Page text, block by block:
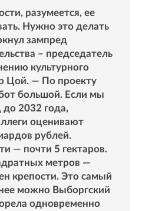
разумеется, ее
Нужно это делать
зампред
– председатель
культурного
Цой. — По проекту
большой. Если мы
2032 года,
оценивают
рублей.
— почти 5 гектаров.
метров —
крепости. Это самый
можно Выборгский
одновременно